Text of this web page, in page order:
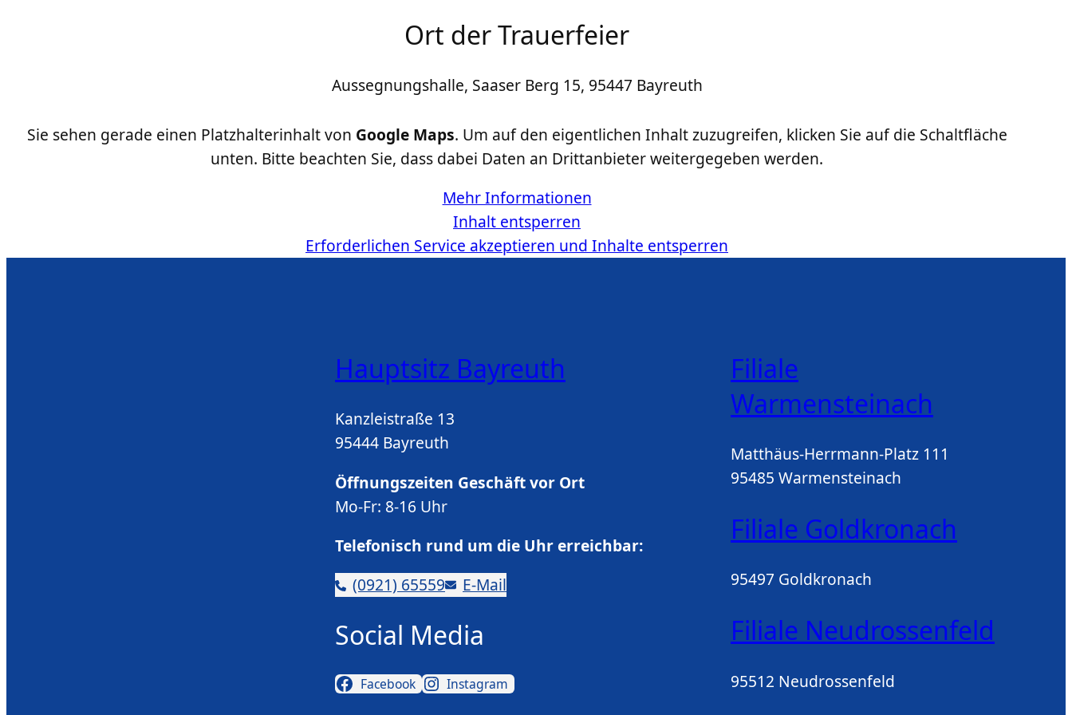
Ort der Trauerfeier
Aussegnungshalle, Saaser Berg 15, 95447 Bayreuth
Sie sehen gerade einen Platzhalterinhalt von Google Maps. Um auf den eigentlichen Inhalt zuzugreifen, klicken Sie auf die Schaltfläche
unten. Bitte beachten Sie, dass dabei Daten an Drittanbieter weitergegeben werden.
Mehr Informationen
Inhalt entsperren
Erforderlichen Service akzeptieren und Inhalte entsperren
Hauptsitz Bayreuth
Kanzleistraße 13
95444 Bayreuth
Öffnungszeiten Geschäft vor Ort
Mo-Fr: 8-16 Uhr
Telefonisch rund um die Uhr erreichbar:
(0921) 65559
E-Mail
Social Media
Facebook Instagram
Filiale
Warmensteinach
Matthäus-Herrmann-Platz 111
95485 Warmensteinach
Filiale Goldkronach
95497 Goldkronach
Filiale Neudrossenfeld
95512 Neudrossenfeld